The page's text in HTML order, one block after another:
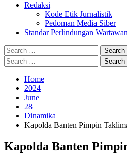
Redaksi
Kode Etik Jurnalistik
Pedoman Media Siber
Standar Perlindungan Wartawan
Search
for:
Search
for:
Home
2024
June
28
Dinamika
Kapolda Banten Pimpin
Kapolda Banten